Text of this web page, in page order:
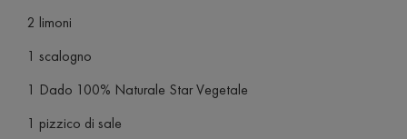
2 limoni
1 scalogno
1 Dado 100% Naturale Star Vegetale
1 pizzico di sale